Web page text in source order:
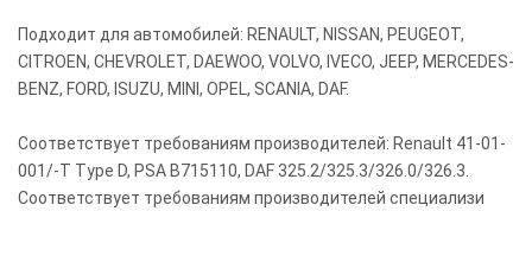
Подходит для автомобилей: RENAULT, NISSAN, PEUGEOT,
CITROEN, CHEVROLET, DAEWOO, VOLVO, IVECO, JEEP, MERCEDES-
BENZ, FORD, ISUZU, MINI, OPEL, SCANIA, DAF.
Соответствует требованиям производителей: Renault 41-01-
001/-T Type D, PSA B715110, DAF 325.2/325.3/326.0/326.3.
Соответствует требованиям производителей специализи